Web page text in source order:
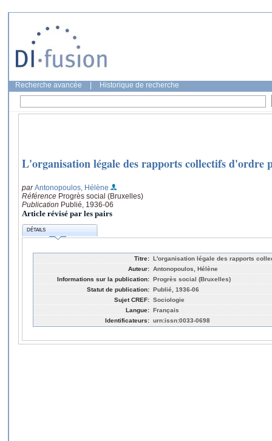
Recherche avancée Historique de recherche
L'organisation légale des rapports collectifs d'ordre
parAntonopoulos, Hélène
Référence Progrès social (Bruxelles)
Publication Publié, 1936-06
Article révisé par les pairs
DÉTAILS
Titre: L'organisation légale des rapports
Auteur: Antonopoulos, Hélène
Informations sur la publication: Progrès social (Bruxelles)
Statut de publication: Publié, 1936-06
Sujet CREF: Sociologie
Langue: Français
Identificateurs: urn:issn:0033-0698